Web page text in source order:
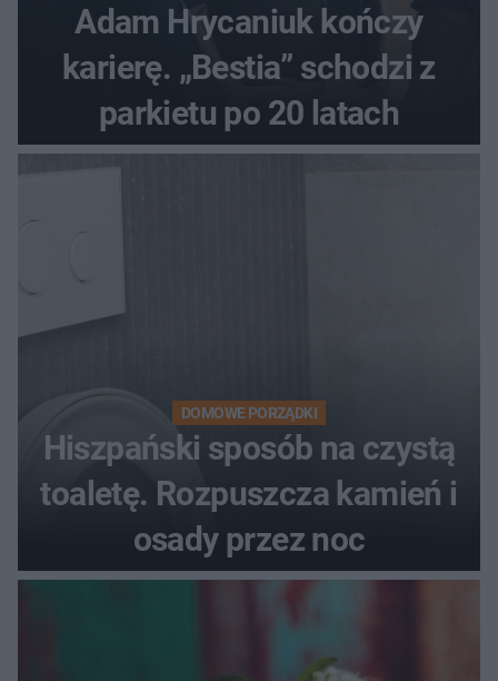
Adam Hrycaniuk kończy
karierę. „Bestia” schodzi z
parkietu po 20 latach
DOMOWE PORZĄDKI
Hiszpański sposób na czystą
toaletę. Rozpuszcza kamień i
osady przez noc